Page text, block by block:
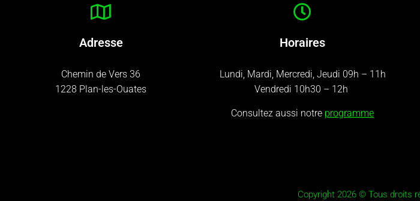
Adresse
Chemin de Vers 36
1228 Plan-les-Ouates
Horaires
Lundi, Mardi, Mercredi, Jeudi 09h – 11h
Vendredi 10h30 – 12h
Consultez aussi notre programme
Copyright 2026 © Tous droits